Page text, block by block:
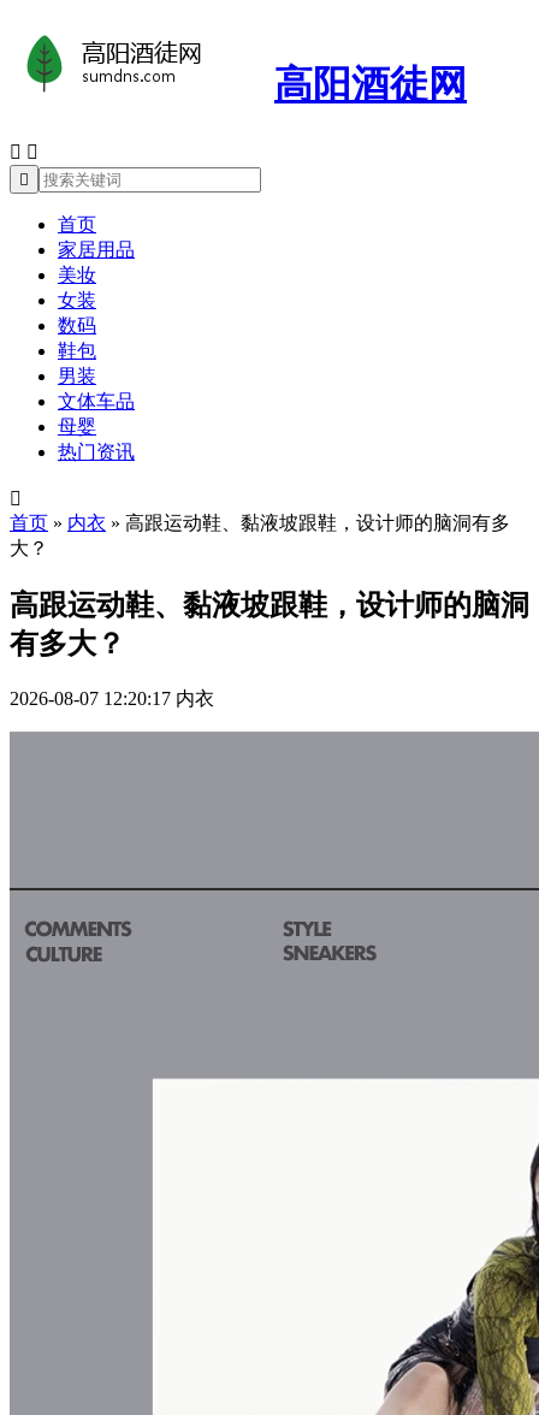
高阳酒徒网
 

首页
家居用品
美妆
女装
数码
鞋包
男装
文体车品
母婴
热门资讯

首页 » 内衣 » 高跟运动鞋、黏液坡跟鞋，设计师的脑洞有多
大？
高跟运动鞋、黏液坡跟鞋，设计师的脑洞
有多大？
2026-08-07 12:20:17 内衣